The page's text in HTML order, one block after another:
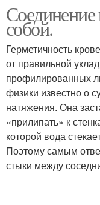
Профнастил на
собой.
Герметичность
от правильной
профилированных
физики известно о
натяжения. Она
«прилипать» к
которой вода
Поэтому самым
стыки между